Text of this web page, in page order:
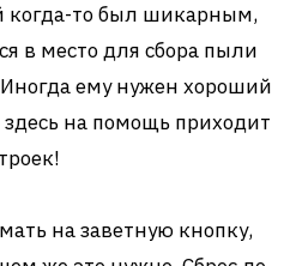
когда-то был шикарным,
в место для сбора пыли
ему нужен хороший
на помощь приходит
на заветную кнопку,